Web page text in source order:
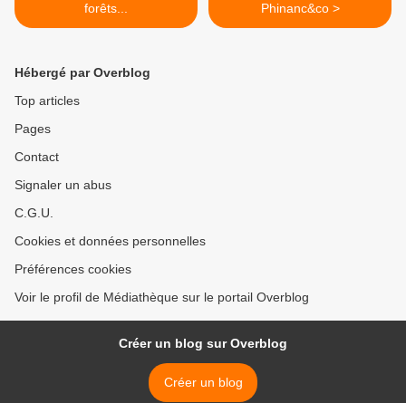
forêts...
Phinanc&co >
Hébergé par Overblog
Top articles
Pages
Contact
Signaler un abus
C.G.U.
Cookies et données personnelles
Préférences cookies
Voir le profil de Médiathèque sur le portail Overblog
Créer un blog sur Overblog
Créer un blog